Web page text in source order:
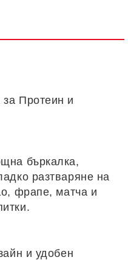
за Протеин и
бъркалка,
разтваряне на
фрапе, матча и
и удобен